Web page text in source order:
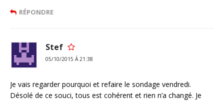
RÉPONDRE
Stef
05/10/2015 Á 21:38
Je vais regarder pourquoi et refaire le sondage vendredi.
Désolé de ce souci, tous est cohérent et rien n’a changé. Je